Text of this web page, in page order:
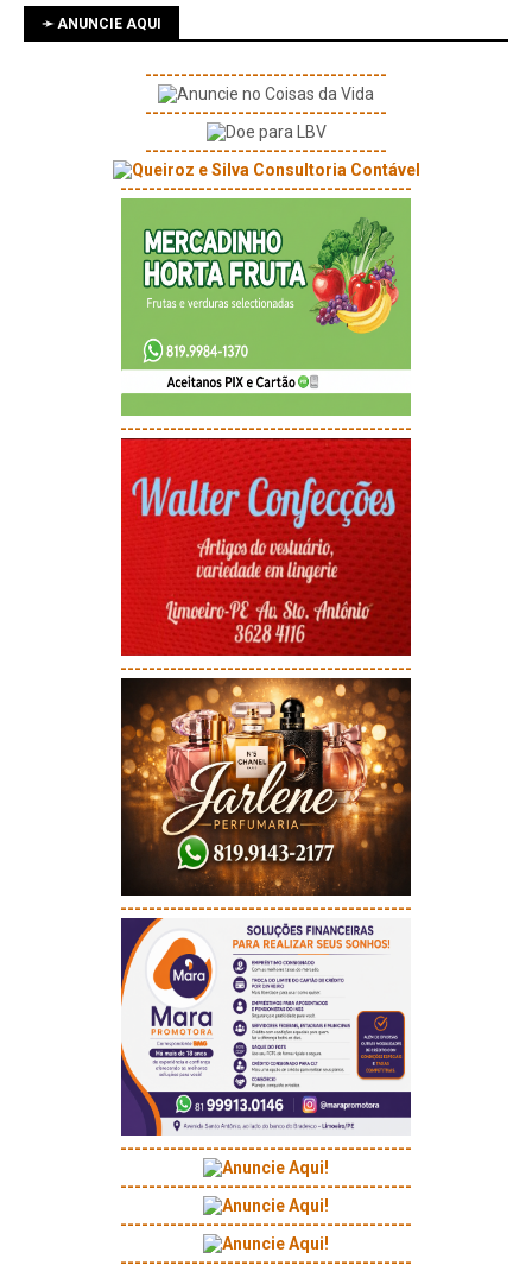
➛ ANUNCIE AQUI
----------------------------------
----------------------------------
----------------------------------
-----------------------------------------
-----------------------------------------
-----------------------------------------
-----------------------------------------
-----------------------------------------
-----------------------------------------
-----------------------------------------